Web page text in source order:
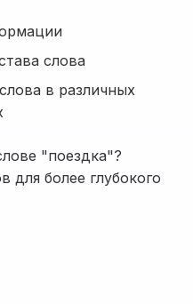
слова
в различных
"поездка"?
для более глубокого